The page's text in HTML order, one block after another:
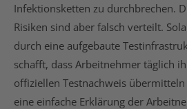
Infektionsketten zu durchbrechen.
Risiken sind aber falsch verteilt.
durch eine aufgebaute
schafft, dass Arbeitnehmer täglich
offiziellen Testnachweis
eine einfache Erklärung der